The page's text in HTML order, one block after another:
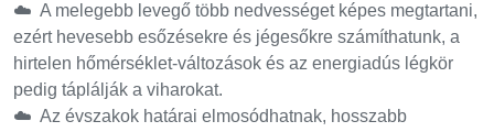
☁️ A melegebb levegő több nedvességet képes megtartani,
ezért hevesebb esőzésekre és jégesőkre számíthatunk, a
hirtelen hőmérséklet-változások és az energiadús légkör
pedig táplálják a viharokat.
☁️ Az évszakok határai elmosódhatnak, hosszabb